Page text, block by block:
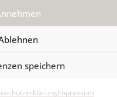
speichern
Impressum